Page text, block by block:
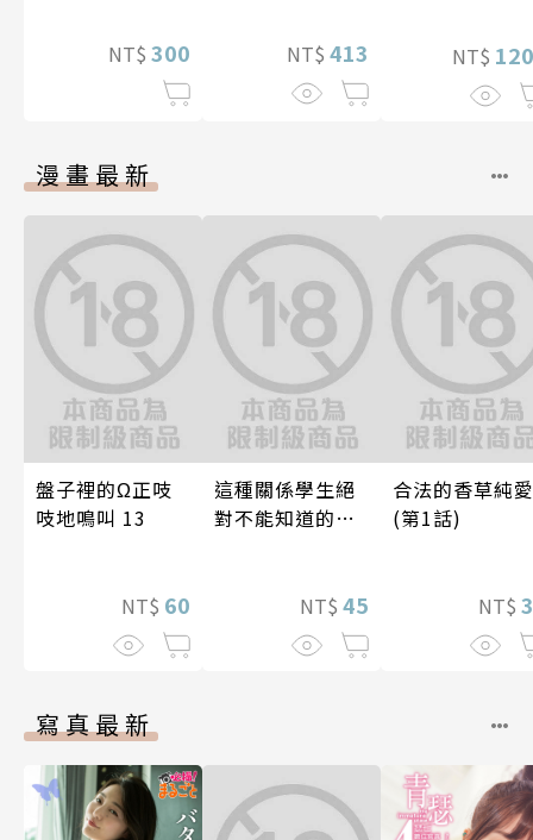
NT$ 300 NT$ 413 NT$
漫畫最新
盤子裡的Ω正吱
吱地鳴叫 13
NT$ 60
這種關係學生絕
對不能知道的
兩人是甜蜜的現
在進行式～ 04
NT$ 45
合法的香草純愛
(第1話)
NT$
寫真最新